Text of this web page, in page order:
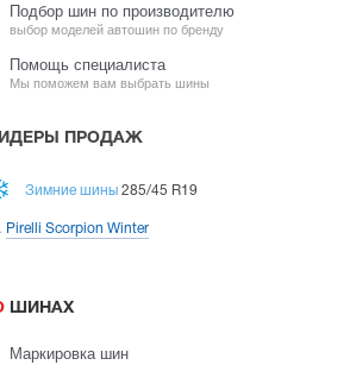
Подбор шин по производителю
выбор моделей автошин по бренду
Помощь специалиста
Мы поможем вам выбрать шины
ЛИДЕРЫ ПРОДАЖ
Зимние шины 285/45 R19
Pirelli Scorpion Winter
О ШИНАХ
Маркировка шин